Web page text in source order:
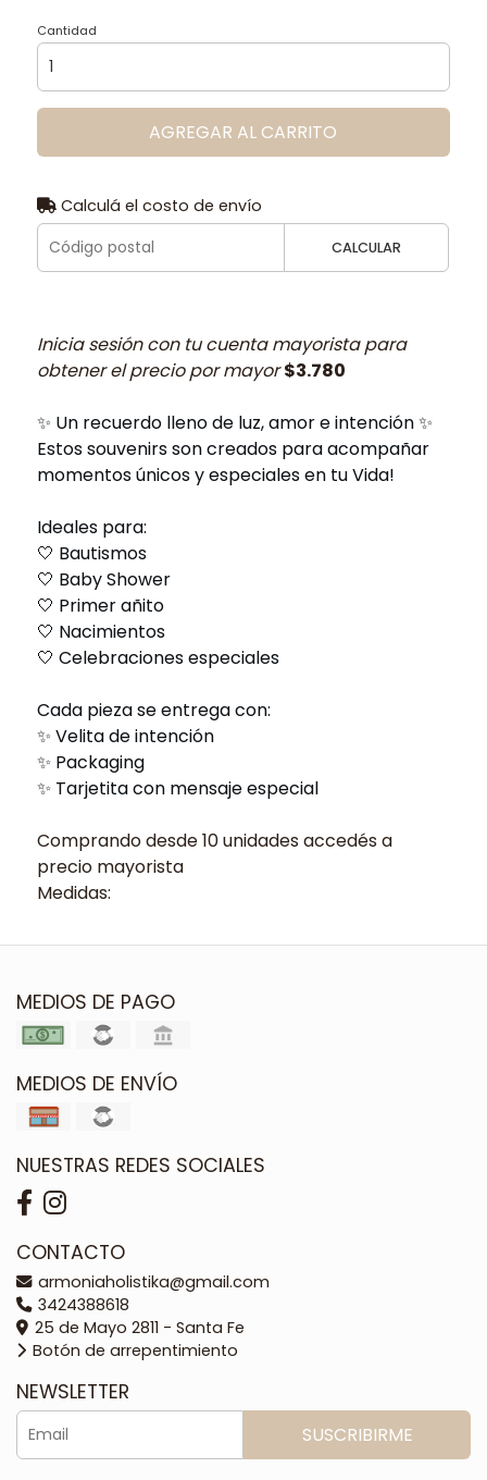
Cantidad
AGREGAR AL CARRITO
Calculá el costo de envío
CALCULAR
Inicia sesión con tu cuenta mayorista para
obtener el precio por mayor$3.780
✨ Un recuerdo lleno de luz, amor e intención ✨
Estos souvenirs son creados para acompañar
momentos únicos y especiales en tu Vida!
Ideales para:
🤍 Bautismos
🤍 Baby Shower
🤍 Primer añito
🤍 Nacimientos
🤍 Celebraciones especiales
Cada pieza se entrega con:
✨ Velita de intención
✨ Packaging
✨ Tarjetita con mensaje especial
Comprando desde 10 unidades accedés a
precio mayorista
Medidas:
MEDIOS DE PAGO
MEDIOS DE ENVÍO
NUESTRAS REDES SOCIALES
CONTACTO
armoniaholistika@gmail.com
3424388618
25 de Mayo 2811 - Santa Fe
Botón de arrepentimiento
NEWSLETTER
SUSCRIBIRME